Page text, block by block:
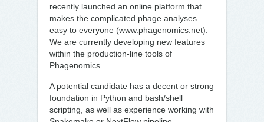
recently launched an online platform that
makes the complicated phage analyses
easy to everyone (www.phagenomics.net).
We are currently developing new features
within the production-line tools of
Phagenomics.
A potential candidate has a decent or strong
foundation in Python and bash/shell
scripting, as well as experience working with